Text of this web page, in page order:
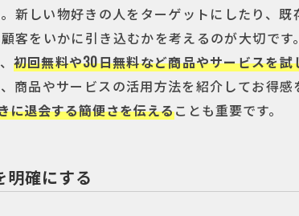
新しい物好きの人をターゲットにしたり、
客をいかに引き込むかを考えるのが大切です
初回無料や30日無料など商品やサービスを
商品やサービスの活用方法を紹介してお得
に退会する簡便さを伝えることも重要です。
明確にする